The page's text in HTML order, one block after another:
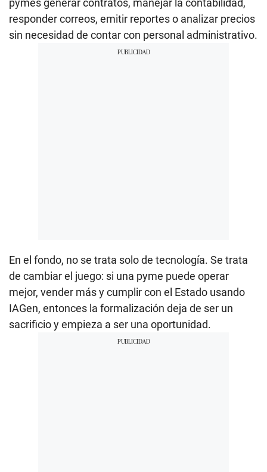
pymes generar contratos, manejar la contabilidad,
responder correos, emitir reportes o analizar precios
sin necesidad de contar con personal administrativo.
En el fondo, no se trata solo de tecnología. Se trata
de cambiar el juego: si una pyme puede operar
mejor, vender más y cumplir con el Estado usando
IAGen, entonces la formalización deja de ser un
sacrificio y empieza a ser una oportunidad.